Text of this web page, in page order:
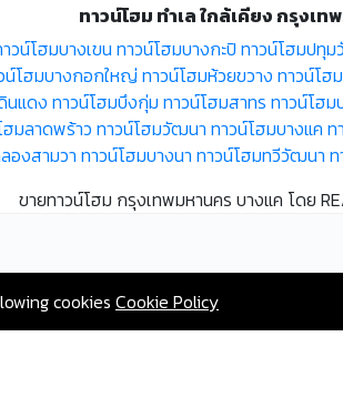
ทาวน์โฮม ทำเล ใกล้เคียง กรุงเท
วน์โฮมบางเขน ทาวน์โฮมบางกะปิ ทาวน์โฮมปทุม
น์โฮมบางกอกใหญ่ ทาวน์โฮมห้วยขวาง ทาวน์โฮ
นแดง ทาวน์โฮมบึงกุ่ม ทาวน์โฮมสาทร ทาวน์โฮม
ฮมลาดพร้าว ทาวน์โฮมวัฒนา ทาวน์โฮมบางแค ท
องสามวา ทาวน์โฮมบางนา ทาวน์โฮมทวีวัฒนา
ขายทาวน์โฮม กรุงเทพมหานคร บางแค โดย
cookies Cookie Policy